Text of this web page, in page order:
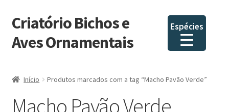
Espécies
Pular
para
navegação
Pular
para
o
Criatório Bichos e
Aves Ornamentais
Início Produtos marcados com a tag “Macho Pavão Verde”
Macho Pavão Verde